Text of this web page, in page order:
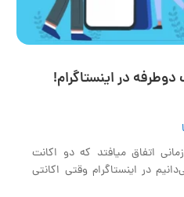
در اینستاگرام!
اتفاق میافتد که دو اکانت
در اینستاگرام وقتی اکانتی